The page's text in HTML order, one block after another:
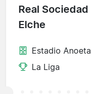
Real Sociedad
Elche
Estadio Anoeta
La Liga